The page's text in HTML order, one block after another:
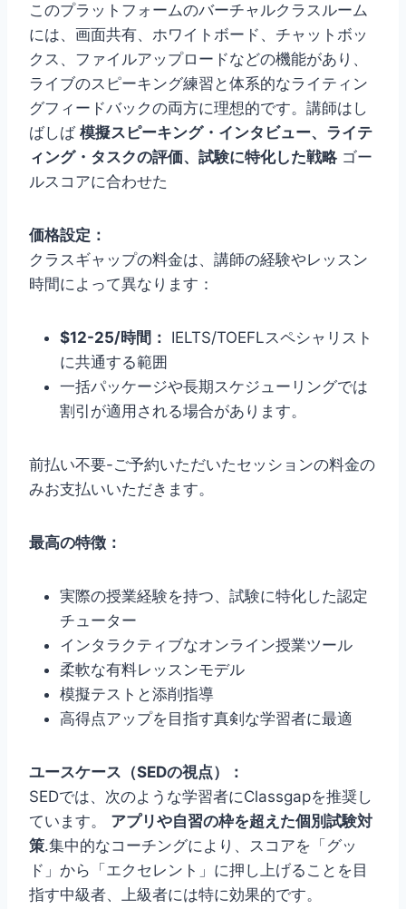
このプラットフォームのバーチャルクラスルーム
には、画面共有、ホワイトボード、チャットボッ
クス、ファイルアップロードなどの機能があり、
ライブのスピーキング練習と体系的なライティン
グフィードバックの両方に理想的です。講師はし
ばしば 模擬スピーキング・インタビュー、ライテ
ィング・タスクの評価、試験に特化した戦略 ゴー
ルスコアに合わせた
価格設定：
クラスギャップの料金は、講師の経験やレッスン
時間によって異なります：
$12-25/時間： IELTS/TOEFLスペシャリスト
に共通する範囲
一括パッケージや長期スケジューリングでは
割引が適用される場合があります。
前払い不要-ご予約いただいたセッションの料金の
みお支払いいただきます。
最高の特徴：
実際の授業経験を持つ、試験に特化した認定
チューター
インタラクティブなオンライン授業ツール
柔軟な有料レッスンモデル
模擬テストと添削指導
高得点アップを目指す真剣な学習者に最適
ユースケース（SEDの視点）：
SEDでは、次のような学習者にClassgapを推奨し
ています。 アプリや自習の枠を超えた個別試験対
策.集中的なコーチングにより、スコアを「グッ
ド」から「エクセレント」に押し上げることを目
指す中級者、上級者には特に効果的です。